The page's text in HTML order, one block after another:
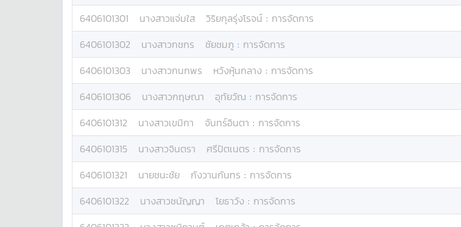
6406101301
นางสาวแจ่มใส วิริยกุลรุ่งโรจน์ : การจัดการ
6406101302
นางสาวกชกร ชัยชมภู : การจัดการ
6406101303
นางสาวกนกพร หวังหุ้นกลาง : การจัดการ
6406101306
นางสาวกฤษณา อุทัยวัณ : การจัดการ
6406101312
นางสาวเขมิกา จันทร์อินตา : การจัดการ
6406101315
นางสาวจินตรา ศรีปัตเนตร : การจัดการ
6406101321
นายชนะชัย กังวานกันทร : การจัดการ
6406101322
นางสาวชนัญญา โยธาวัง : การจัดการ